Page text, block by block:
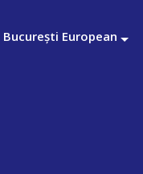
București European